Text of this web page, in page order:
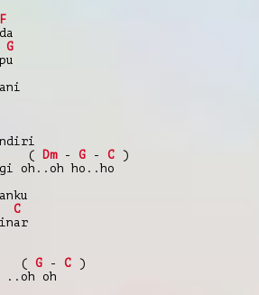
F
G
( Dm- G - C )
oh..oh ho..ho
C
( G - C )
..oh oh